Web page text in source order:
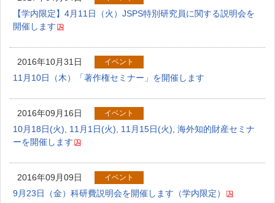
【学内限定】4月11日（火）JSPS特別研究員に関する説明会を
開催します
2016年10月31日 イベント
11月10日（木）「著作権セミナー」を開催します
2016年09月16日 イベント
10月18日(火), 11月1日(火), 11月15日(火), 海外知的財産セミナ
ーを開催します
2016年09月09日 イベント
9月23日（金）科研費説明会を開催します（学内限定）